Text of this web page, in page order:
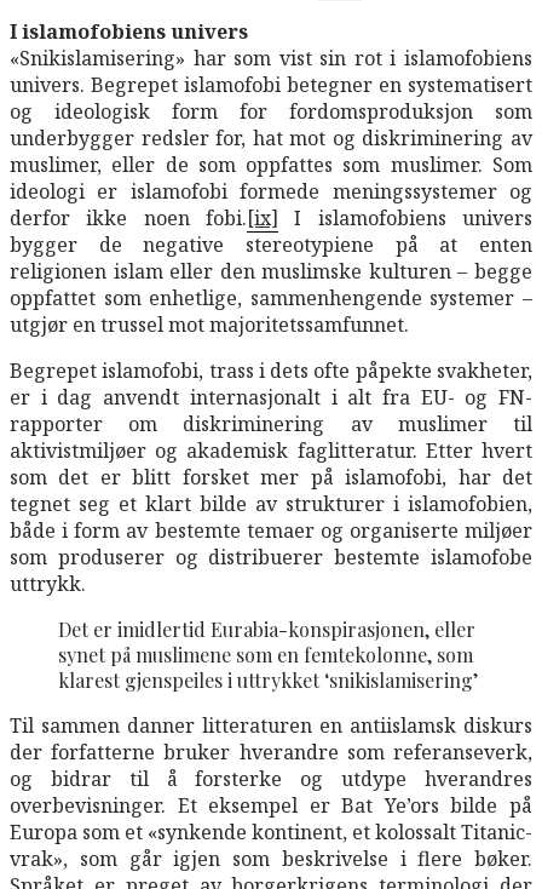
I islamofobiens univers
«Snikislamisering» har som vist sin rot i islamofobiens
univers. Begrepet islamofobi betegner en systematisert
og ideologisk form for fordomsproduksjon som
underbygger redsler for, hat mot og diskriminering av
muslimer, eller de som oppfattes som muslimer. Som
ideologi er islamofobi formede meningssystemer og
derfor ikke noen fobi.[ix] I islamofobiens univers
bygger de negative stereotypiene på at enten
religionen islam eller den muslimske kulturen – begge
oppfattet som enhetlige, sammenhengende systemer –
utgjør en trussel mot majoritetssamfunnet.
Begrepet islamofobi, trass i dets ofte påpekte svakheter,
er i dag anvendt internasjonalt i alt fra EU- og FN-
rapporter om diskriminering av muslimer til
aktivistmiljøer og akademisk faglitteratur. Etter hvert
som det er blitt forsket mer på islamofobi, har det
tegnet seg et klart bilde av strukturer i islamofobien,
både i form av bestemte temaer og organiserte miljøer
som produserer og distribuerer bestemte islamofobe
uttrykk.
Det er imidlertid Eurabia-konspirasjonen, eller
synet på muslimene som en femtekolonne, som
klarest gjenspeiles i uttrykket ‘snikislamisering’
Til sammen danner litteraturen en antiislamsk diskurs
der forfatterne bruker hverandre som referanseverk,
og bidrar til å forsterke og utdype hverandres
overbevisninger. Et eksempel er Bat Ye’ors bilde på
Europa som et «synkende kontinent, et kolossalt Titanic-
vrak», som går igjen som beskrivelse i flere bøker.